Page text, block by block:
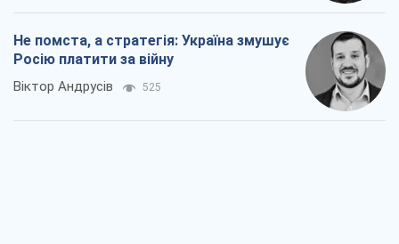
Не помста, а стратегія: Україна змушує
Росію платити за війну
Віктор Андрусів 525